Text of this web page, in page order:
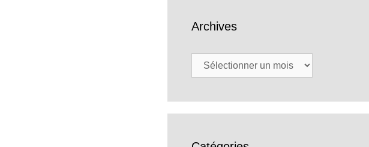
Archives
Archives